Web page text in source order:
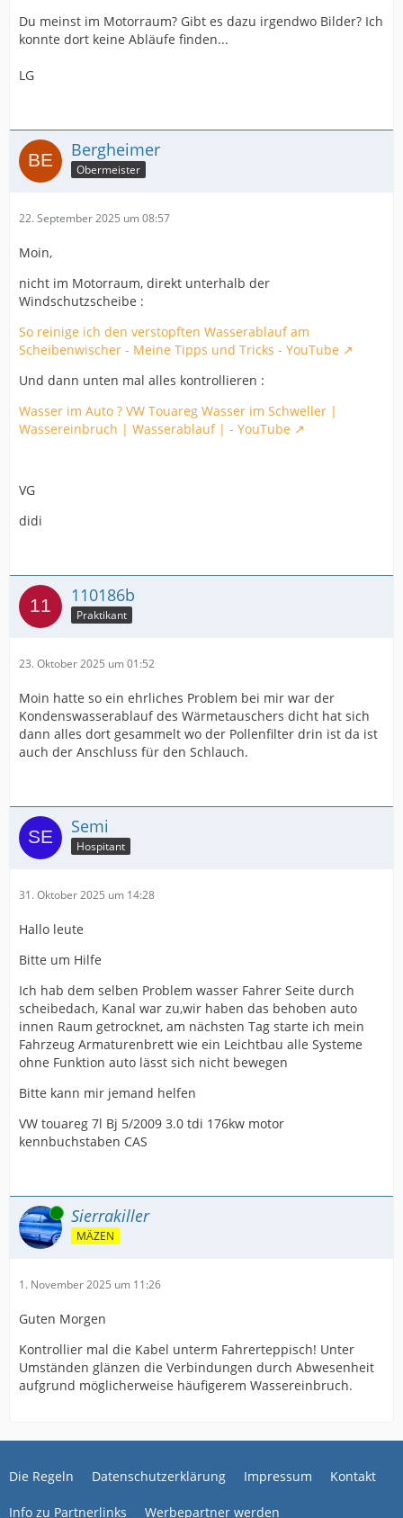
didi
Du meinst im Motorraum? Gibt es dazu irgendwo Bilder? Ich
konnte dort keine Abläufe finden...
LG
Bergheimer
Obermeister
22. September 2025 um 08:57
Moin,
nicht im Motorraum, direkt unterhalb der
Windschutzscheibe :
So reinige ich den verstopften Wasserablauf am
Scheibenwischer - Meine Tipps und Tricks - YouTube
Und dann unten mal alles kontrollieren :
Wasser im Auto ? VW Touareg Wasser im Schweller |
Wassereinbruch | Wasserablauf | - YouTube
VG
didi
110186b
Praktikant
23. Oktober 2025 um 01:52
Moin hatte so ein ehrliches Problem bei mir war der
Kondenswasserablauf des Wärmetauschers dicht hat sich
dann alles dort gesammelt wo der Pollenfilter drin ist da ist
auch der Anschluss für den Schlauch.
Semi
Hospitant
31. Oktober 2025 um 14:28
Hallo leute
Bitte um Hilfe
Ich hab dem selben Problem wasser Fahrer Seite durch
scheibedach, Kanal war zu,wir haben das behoben auto
innen Raum getrocknet, am nächsten Tag starte ich mein
Fahrzeug Armaturenbrett wie ein Leichtbau alle Systeme
ohne Funktion auto lässt sich nicht bewegen
Bitte kann mir jemand helfen
VW touareg 7l Bj 5/2009 3.0 tdi 176kw motor
kennbuchstaben CAS
Online Sierrakiller
MÄZEN
1. November 2025 um 11:26
Guten Morgen
Kontrollier mal die Kabel unterm Fahrerteppisch! Unter
Umständen glänzen die Verbindungen durch Abwesenheit
aufgrund möglicherweise häufigerem Wassereinbruch.
Die Regeln Datenschutzerklärung Impressum Kontakt
Info zu Partnerlinks Werbepartner werden